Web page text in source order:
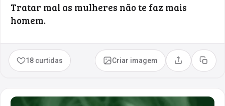
Tratar mal as mulheres não te faz mais
homem.
18 curtidas Criar imagem Compartilhar
Copiar